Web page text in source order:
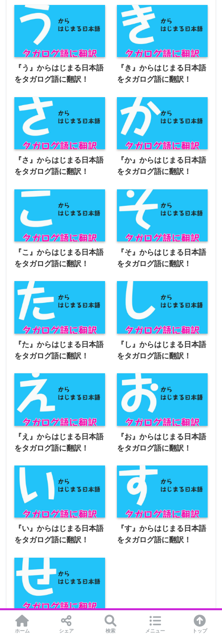
『う』からはじまる日本語
をタガログ語に翻訳！
『き』からはじまる日本語
をタガログ語に翻訳！
『さ』からはじまる日本語
をタガログ語に翻訳！
『か』からはじまる日本語
をタガログ語に翻訳！
『こ』からはじまる日本語
をタガログ語に翻訳！
『そ』からはじまる日本語
をタガログ語に翻訳！
『た』からはじまる日本語
をタガログ語に翻訳！
『し』からはじまる日本語
をタガログ語に翻訳！
『え』からはじまる日本語
をタガログ語に翻訳！
『お』からはじまる日本語
をタガログ語に翻訳！
『い』からはじまる日本語
をタガログ語に翻訳！
『す』からはじまる日本語
をタガログ語に翻訳！
『せ』からはじまる日本語
をタガログ語に翻訳！
HOME
ホーム シェア 検索 メニュー トップ